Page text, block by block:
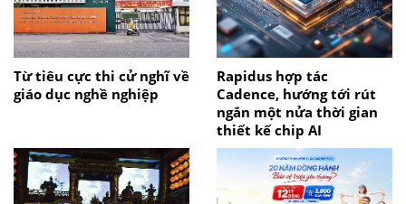
Từ tiêu cực thi cử nghĩ về
giáo dục nghề nghiệp
Rapidus hợp tác
Cadence, hướng tới rút
ngắn một nửa thời gian
thiết kế chip AI